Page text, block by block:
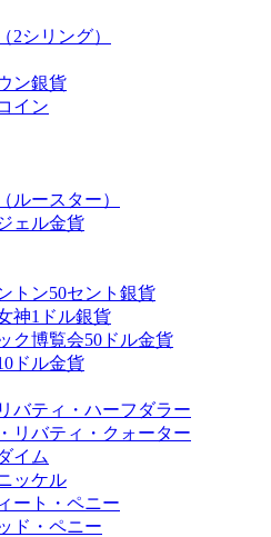
2シリング）
ン銀貨
イン
ルースター）
ェル金貨
トン50セント銀貨
神1ドル銀貨
ク博覧会50ドル金貨
ドル金貨
バティ・ハーフダラー
リバティ・クォーター
イム
ッケル
ート・ペニー
ド・ペニー